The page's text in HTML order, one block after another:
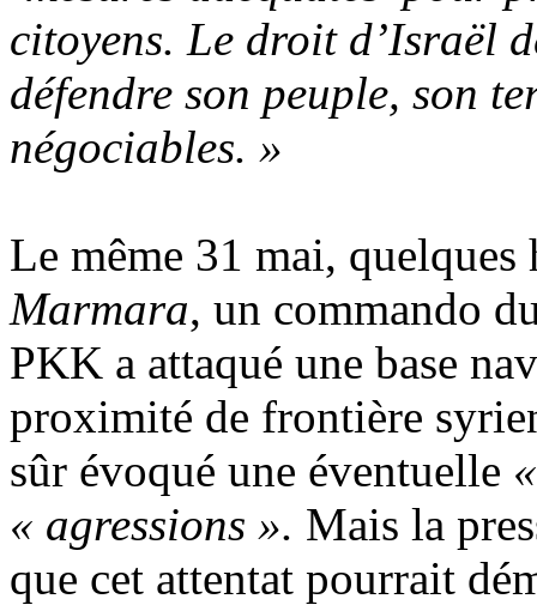
citoyens. Le droit d’Israël
défendre son peuple, son
négociables. »
Le même 31 mai,
Marmara, un commando
PKK a attaqué une base
proximité de frontière
sûr évoqué une éventuelle
« agressions ». Mais la
que cet attentat pourrait